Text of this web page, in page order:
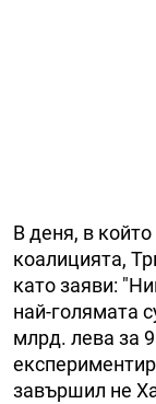
В деня, в
коалицията,
като заяви:
най-голямата
млрд. лева за
завършил не